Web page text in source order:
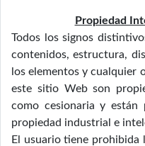
Propiedad
Todos los signos
contenidos, estructura,
los elementos y cualquier
este sitio Web son
como cesionaria y están
propiedad industrial e
El usuario tiene